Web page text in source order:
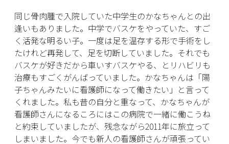
同じ骨肉腫で入院していた中学生のかなちゃんとの出
逢いもありました。中学でバスケをやっていた、すご
く活発な明るい子。一度は足を温存する形で手術をし
たけれど再発して、足を切断していました。それでも
バスケが好きだから車いすバスケやる、とリハビリも
治療もすごくがんばっていました。かなちゃんは「陽
子ちゃんみたいに看護師になって働きたい」と言って
くれました。私も昔の自分と重なって、かなちゃんが
看護師さんになるころにはこの病院で一緒に働こうね
と約束していましたが、残念ながら2011年に旅立って
しまいました。今でも新人の看護師さんが頑張ってい